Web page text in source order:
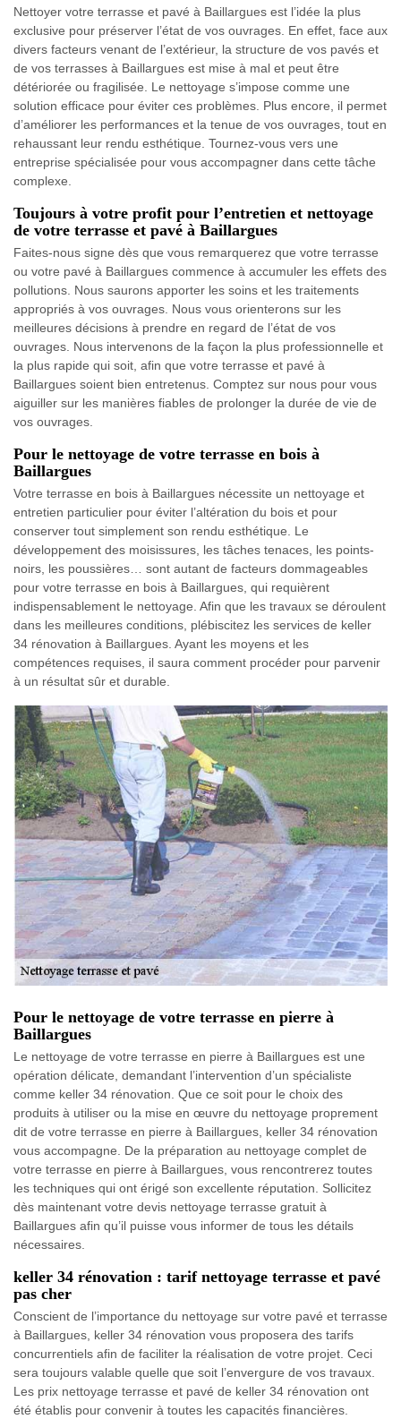
Nettoyer votre terrasse et pavé à Baillargues est l’idée la plus
exclusive pour préserver l’état de vos ouvrages. En effet, face aux
divers facteurs venant de l’extérieur, la structure de vos pavés et
de vos terrasses à Baillargues est mise à mal et peut être
détériorée ou fragilisée. Le nettoyage s’impose comme une
solution efficace pour éviter ces problèmes. Plus encore, il permet
d’améliorer les performances et la tenue de vos ouvrages, tout en
rehaussant leur rendu esthétique. Tournez-vous vers une
entreprise spécialisée pour vous accompagner dans cette tâche
complexe.
Toujours à votre profit pour l’entretien et nettoyage
de votre terrasse et pavé à Baillargues
Faites-nous signe dès que vous remarquerez que votre terrasse
ou votre pavé à Baillargues commence à accumuler les effets des
pollutions. Nous saurons apporter les soins et les traitements
appropriés à vos ouvrages. Nous vous orienterons sur les
meilleures décisions à prendre en regard de l’état de vos
ouvrages. Nous intervenons de la façon la plus professionnelle et
la plus rapide qui soit, afin que votre terrasse et pavé à
Baillargues soient bien entretenus. Comptez sur nous pour vous
aiguiller sur les manières fiables de prolonger la durée de vie de
vos ouvrages.
Pour le nettoyage de votre terrasse en bois à
Baillargues
Votre terrasse en bois à Baillargues nécessite un nettoyage et
entretien particulier pour éviter l’altération du bois et pour
conserver tout simplement son rendu esthétique. Le
développement des moisissures, les tâches tenaces, les points-
noirs, les poussières… sont autant de facteurs dommageables
pour votre terrasse en bois à Baillargues, qui requièrent
indispensablement le nettoyage. Afin que les travaux se déroulent
dans les meilleures conditions, plébiscitez les services de keller
34 rénovation à Baillargues. Ayant les moyens et les
compétences requises, il saura comment procéder pour parvenir
à un résultat sûr et durable.
Pour le nettoyage de votre terrasse en pierre à
Baillargues
Le nettoyage de votre terrasse en pierre à Baillargues est une
opération délicate, demandant l’intervention d’un spécialiste
comme keller 34 rénovation. Que ce soit pour le choix des
produits à utiliser ou la mise en œuvre du nettoyage proprement
dit de votre terrasse en pierre à Baillargues, keller 34 rénovation
vous accompagne. De la préparation au nettoyage complet de
votre terrasse en pierre à Baillargues, vous rencontrerez toutes
les techniques qui ont érigé son excellente réputation. Sollicitez
dès maintenant votre devis nettoyage terrasse gratuit à
Baillargues afin qu’il puisse vous informer de tous les détails
nécessaires.
keller 34 rénovation : tarif nettoyage terrasse et pavé
pas cher
Conscient de l’importance du nettoyage sur votre pavé et terrasse
à Baillargues, keller 34 rénovation vous proposera des tarifs
concurrentiels afin de faciliter la réalisation de votre projet. Ceci
sera toujours valable quelle que soit l’envergure de vos travaux.
Les prix nettoyage terrasse et pavé de keller 34 rénovation ont
été établis pour convenir à toutes les capacités financières.